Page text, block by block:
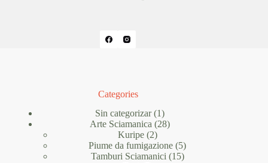
Categories
Sin categorizar 11
prodotto
Arte Sciamanica 2828
Kuripe 22
prodotti
Piume da fumigazione 55
prodotti
Tamburi Sciamanici 1515